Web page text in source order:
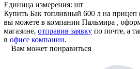
Единица измерения: шт
Купить Бак топливный 600 л на прицеп
вы можете в компании Пальмира ,
магазине, отправив заявку по почте, а
в офисе компании.
Вам может понравиться